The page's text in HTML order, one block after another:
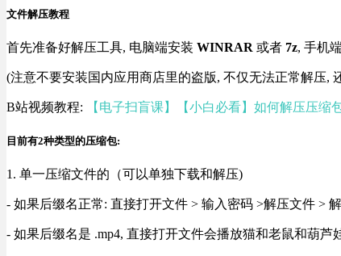
文件解压教程
首先准备好解压工具, 电脑端安装 WINRAR 或者 7z, 手机
(注意不要安装国内应用商店里的盗版, 不仅无法正常解压,
B站视频教程: 【电子扫盲课】【小白必看】如何解压压缩
目前有2种类型的压缩包:
1. 单一压缩文件的（可以单独下载和解压)
- 如果后缀名正常: 直接打开文件 > 输入密码 >解压文件 >
- 如果后缀名是 .mp4, 直接打开文件会播放猫和老鼠和葫